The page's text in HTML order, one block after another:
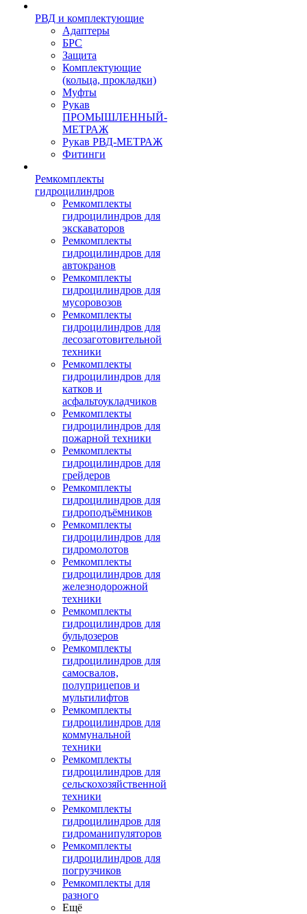
РВД и комплектующие
Адаптеры
БРС
Защита
Комплектующие
(кольца, прокладки)
Муфты
Рукав
ПРОМЫШЛЕННЫЙ-
МЕТРАЖ
Рукав РВД-МЕТРАЖ
Фитинги
Ремкомплекты
гидроцилиндров
Ремкомплекты
гидроцилиндров для
экскаваторов
Ремкомплекты
гидроцилиндров для
автокранов
Ремкомплекты
гидроцилиндров для
мусоровозов
Ремкомплекты
гидроцилиндров для
лесозаготовительной
техники
Ремкомплекты
гидроцилиндров для
катков и
асфальтоукладчиков
Ремкомплекты
гидроцилиндров для
пожарной техники
Ремкомплекты
гидроцилиндров для
грейдеров
Ремкомплекты
гидроцилиндров для
гидроподъёмников
Ремкомплекты
гидроцилиндров для
гидромолотов
Ремкомплекты
гидроцилиндров для
железнодорожной
техники
Ремкомплекты
гидроцилиндров для
бульдозеров
Ремкомплекты
гидроцилиндров для
самосвалов,
полуприцепов и
мультилифтов
Ремкомплекты
гидроцилиндров для
коммунальной
техники
Ремкомплекты
гидроцилиндров для
сельскохозяйственной
техники
Ремкомплекты
гидроцилиндров для
гидроманипуляторов
Ремкомплекты
гидроцилиндров для
погрузчиков
Ремкомплекты для
разного
Ещё